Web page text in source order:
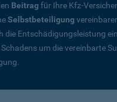
Beitrag für Ihre Kfz-
Selbstbeteiligung
die Entschädigungsleistung
um die vereinbarte